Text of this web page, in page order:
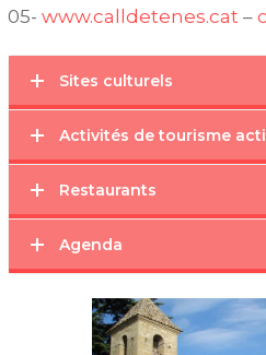
05-www.calldetenes.cat –
Sites culturels
Activités de tourisme
Restaurants
Agenda